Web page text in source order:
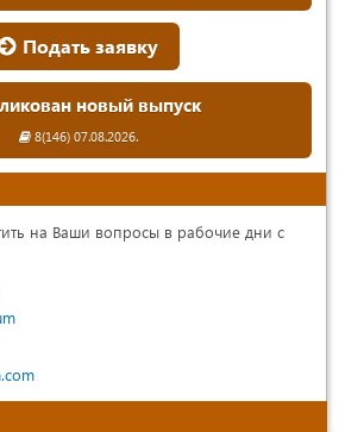
Подать заявку
новый выпуск
8(146) 07.08.2026.
на Ваши вопросы в рабочие дни с